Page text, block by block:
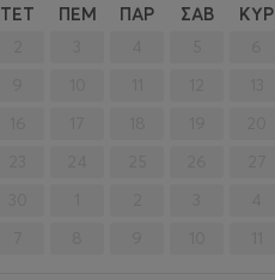
ΤΕΤ ΠΕΜ ΠΑΡ ΣΑΒ ΚΥΡ